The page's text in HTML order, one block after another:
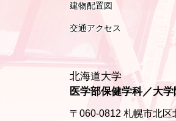
建物配置図
交通アクセス
北海道大学
医学部保健学科／大
〒060-0812 札幌市北区